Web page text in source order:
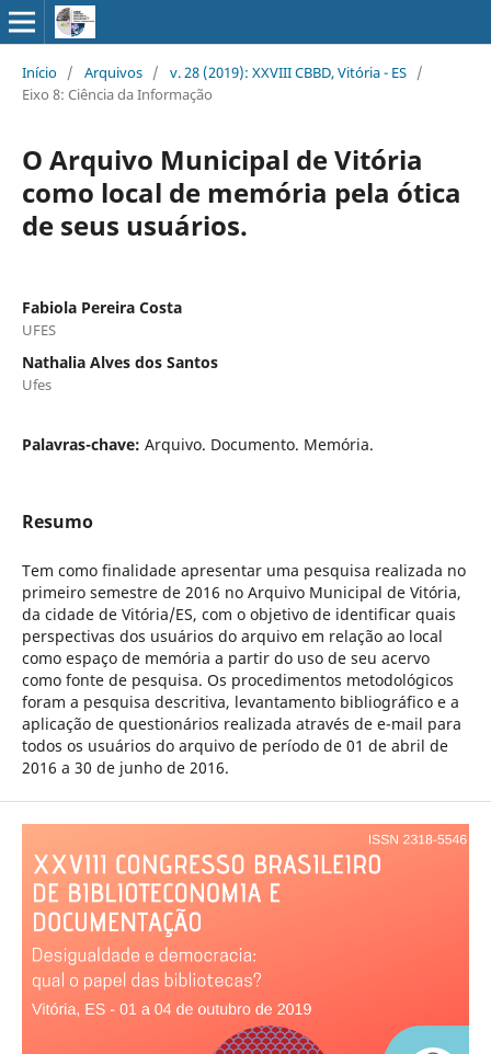
Início / Arquivos / v. 28 (2019): XXVIII CBBD, Vitória - ES /
Eixo 8: Ciência da Informação
O Arquivo Municipal de Vitória
como local de memória pela ótica
de seus usuários.
Fabiola Pereira Costa
UFES
Nathalia Alves dos Santos
Ufes
Palavras-chave: Arquivo. Documento. Memória.
Resumo
Tem como finalidade apresentar uma pesquisa realizada no
primeiro semestre de 2016 no Arquivo Municipal de Vitória,
da cidade de Vitória/ES, com o objetivo de identificar quais
perspectivas dos usuários do arquivo em relação ao local
como espaço de memória a partir do uso de seu acervo
como fonte de pesquisa. Os procedimentos metodológicos
foram a pesquisa descritiva, levantamento bibliográfico e a
aplicação de questionários realizada através de e-mail para
todos os usuários do arquivo de período de 01 de abril de
2016 a 30 de junho de 2016.